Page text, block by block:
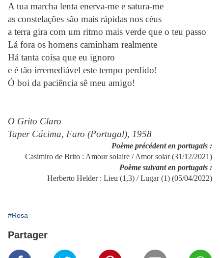
A tua marcha lenta enerva-me e satura-me
as constelações são mais rápidas nos céus
a terra gira com um ritmo mais verde que o teu passo
Lá fora os homens caminham realmente
Há tanta coisa que eu ignoro
e é tão irremediável este tempo perdido!
Ó boi da paciência sê meu amigo!
O Grito Claro
Taper Cácima, Faro (Portugal), 1958
Poème précédent en portugais :
Casimiro de Brito : Amour solaire / Amor solar (31/12/2021)
Poème suivant en portugais :
Herberto Helder : Lieu (1,3) / Lugar (1) (05/04/2022)
#Rosa
Partager